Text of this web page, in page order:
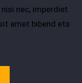
nec, imperdiet
amet bibend ets